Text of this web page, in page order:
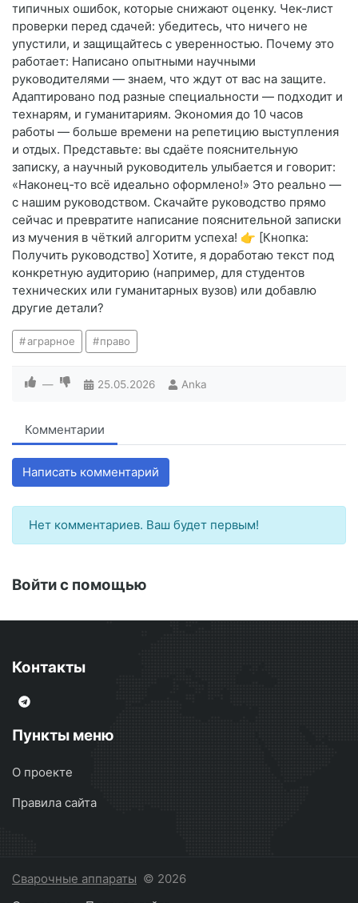
типичных ошибок, которые снижают оценку. Чек‑лист
проверки перед сдачей: убедитесь, что ничего не
упустили, и защищайтесь с уверенностью. Почему это
работает: Написано опытными научными
руководителями — знаем, что ждут от вас на защите.
Адаптировано под разные специальности — подходит и
технарям, и гуманитариям. Экономия до 10 часов
работы — больше времени на репетицию выступления
и отдых. Представьте: вы сдаёте пояснительную
записку, а научный руководитель улыбается и говорит:
«Наконец‑то всё идеально оформлено!» Это реально —
с нашим руководством. Скачайте руководство прямо
сейчас и превратите написание пояснительной записки
из мучения в чёткий алгоритм успеха! 👉 [Кнопка:
Получить руководство] Хотите, я доработаю текст под
конкретную аудиторию (например, для студентов
технических или гуманитарных вузов) или добавлю
другие детали?
аграрное право
— 25.05.2026 Anka
Комментарии
Написать комментарий
Нет комментариев. Ваш будет первым!
Войти с помощью
Контакты
Пункты меню
О проекте
Правила сайта
Сварочные аппараты © 2026